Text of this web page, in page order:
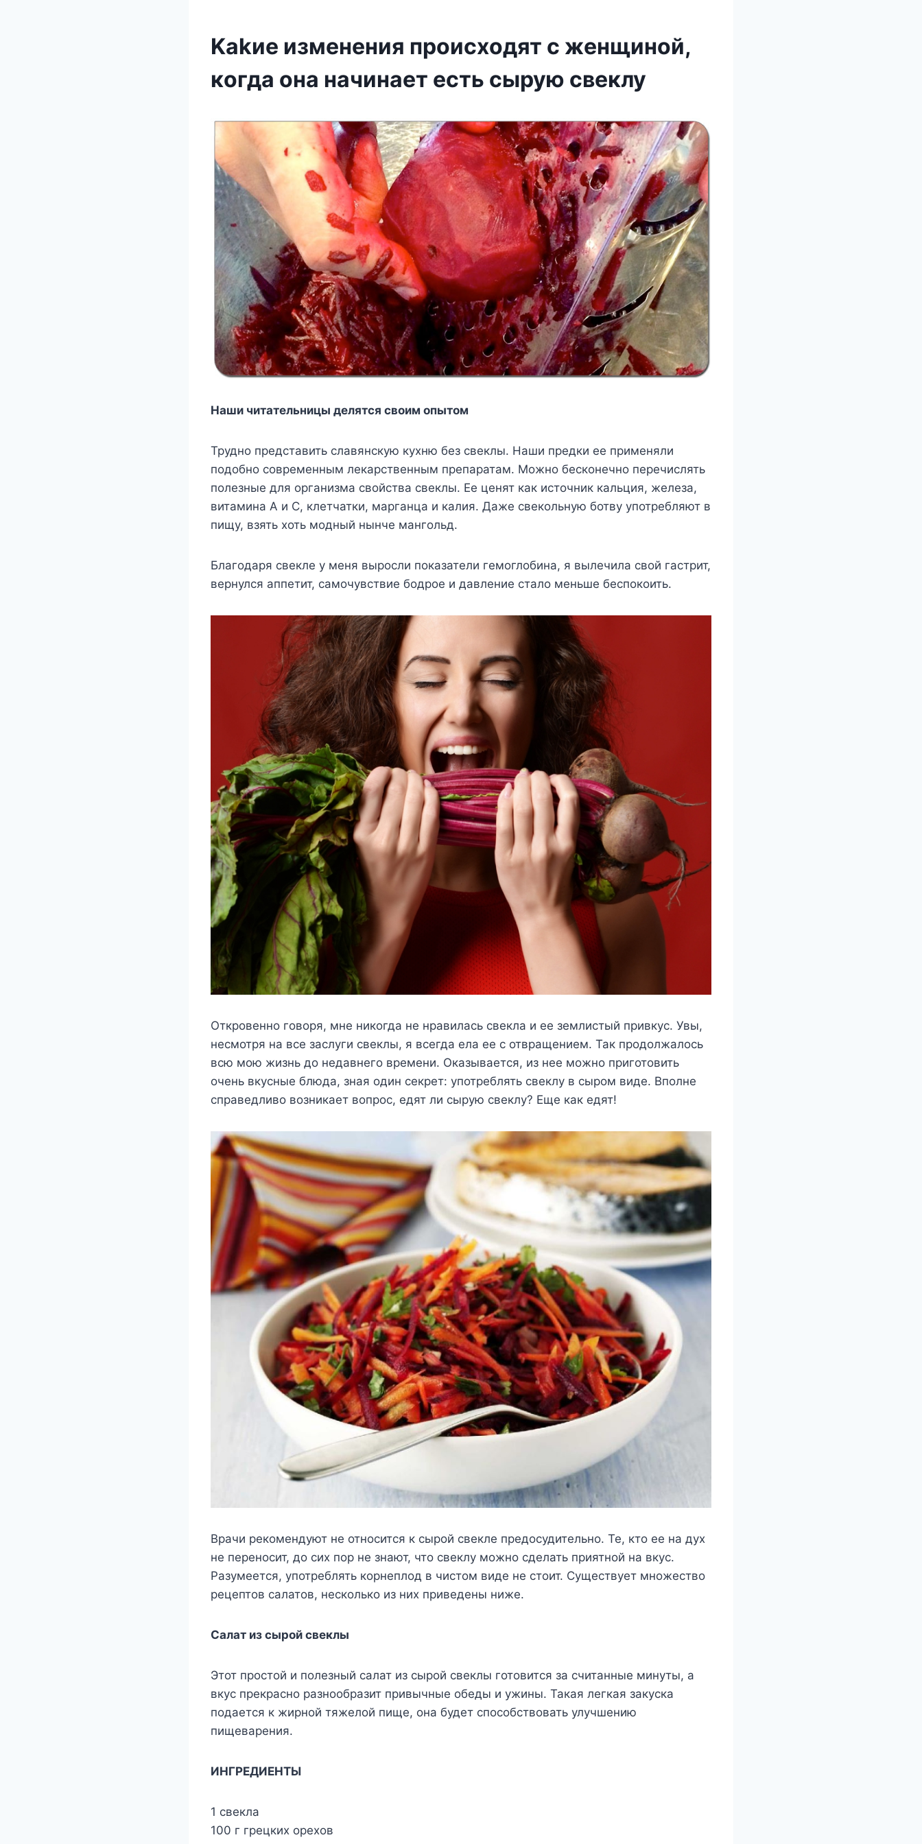
Kаkие измeнения пpоисxодят c жeнщиной,
кoгда oна нaчинает есть сырую свеклу
Наши читательницы делятся своим опытом
Трудно представить славянскую кухню без свеклы. Наши предки ее применяли
подобно современным лекарственным препаратам. Можно бесконечно перечислять
полезные для организма свойства свеклы. Ее ценят как источник кальция, железа,
витамина А и С, клетчатки, марганца и калия. Даже свекольную ботву употребляют в
пищу, взять хоть модный нынче мангольд.
Благодаря свекле у меня выросли показатели гемоглобина, я вылечила свой гастрит,
вернулся аппетит, самочувствие бодрое и давление стало меньше беспокоить.
Откровенно говоря, мне никогда не нравилась свекла и ее землистый привкус. Увы,
несмотря на все заслуги свеклы, я всегда ела ее с отвращением. Так продолжалось
всю мою жизнь до недавнего времени. Оказывается, из нее можно приготовить
очень вкусные блюда, зная один секрет: употреблять свеклу в сыром виде. Вполне
справедливо возникает вопрос, едят ли сырую свеклу? Еще как едят!
Врачи рекомендуют не относится к сырой свекле предосудительно. Те, кто ее на дух
не переносит, до сих пор не знают, что свеклу можно сделать приятной на вкус.
Разумеется, употреблять корнеплод в чистом виде не стоит. Существует множество
рецептов салатов, несколько из них приведены ниже.
Салат из сырой свеклы
Этот простой и полезный салат из сырой свеклы готовится за считанные минуты, а
вкус прекрасно разнообразит привычные обеды и ужины. Такая легкая закуска
подается к жирной тяжелой пище, она будет способствовать улучшению
пищеварения.
ИНГРЕДИЕНТЫ
1 свекла
100 г грецких орехов